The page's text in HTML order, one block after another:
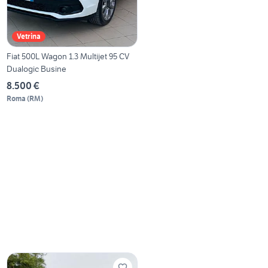
Vetrina
Fiat 500L Wagon 1.3 Multijet 95 CV
Dualogic Busine
8.500 €
Roma (RM)